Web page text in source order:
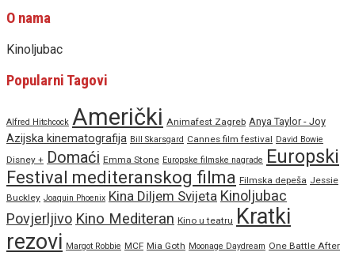
O nama
Kinoljubac
Popularni Tagovi
Alfred Hitchcock Američki Animafest Zagreb Anya Taylor - Joy
Azijska kinematografija Bill Skarsgard Cannes film festival David Bowie
Disney + Domaći Emma Stone Europske filmske nagrade Europski
Festival mediteranskog filma Filmska depeša Jessie
Buckley Joaquin Phoenix Kina Diljem Svijeta Kinoljubac
Povjerljivo Kino Mediteran Kino u teatru
Kratki
rezovi Margot Robbie MCF Mia Goth Moonage Daydream One Battle After